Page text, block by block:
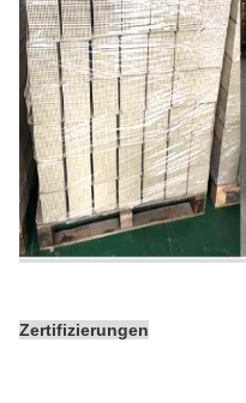
Zertifizierungen